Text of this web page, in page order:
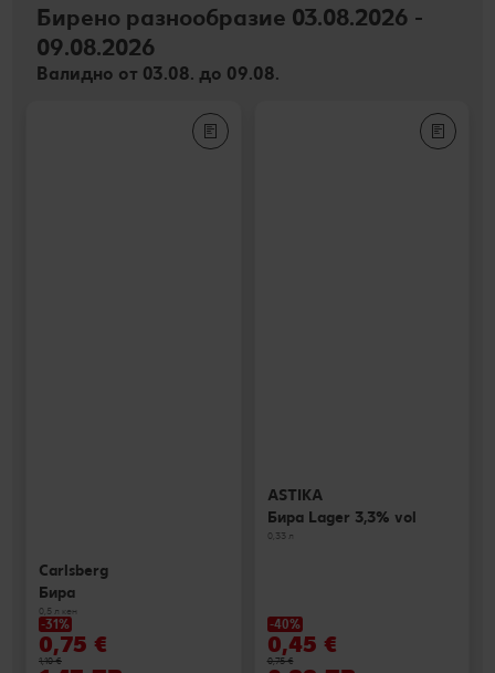
Бирено разнообразие 03.08.2026 -
09.08.2026
Валидно от 03.08. до 09.08.
Carlsberg
Бира
0,5 л кен
-31%
0,75 €
1,10 €
ASTIKA
Бира Lager 3,3% vol
0,33 л
-40%
0,45 €
0,75 €